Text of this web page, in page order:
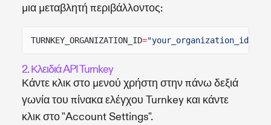
μια μεταβλητή περιβάλλοντος:
TURNKEY_ORGANIZATION_ID="your_organization_id"
2. Κλειδιά API Turnkey
Κάντε κλικ στο μενού χρήστη στην πάνω δεξιά
γωνία του πίνακα ελέγχου Turnkey και κάντε
κλικ στο "Account Settings".